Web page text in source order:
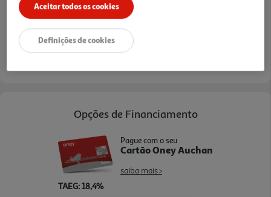
Opções de Financiamento
TAEG: 18,4%
Pague com o seu
Cartão Oney Auchan
saiba mais >
Aceitar todos os cookies
Definições de cookies